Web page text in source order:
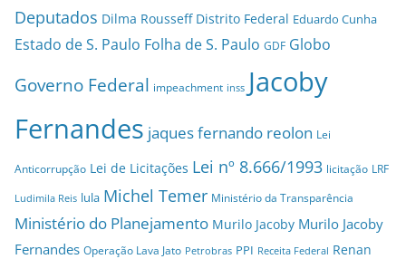
Deputados Dilma Rousseff Distrito Federal Eduardo Cunha
Estado de S. Paulo Folha de S. Paulo GDF Globo
Governo Federal impeachment inss Jacoby
Fernandes jaques fernando reolon Lei
Anticorrupção Lei de Licitações Lei nº 8.666/1993 licitação LRF
Ludimila Reis lula Michel Temer Ministério da Transparência
Ministério do Planejamento Murilo Jacoby Murilo Jacoby
Fernandes Operação Lava Jato Petrobras PPI Receita Federal Renan